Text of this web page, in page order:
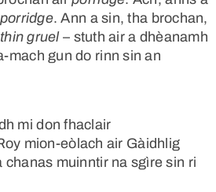
porridge. Ann a sin, tha brochan,
thin gruel– stuth air a dhèanamh
mach gun do rinn sin an
mi don fhaclair
mion-eòlach air Gàidhlig
chanas muinntir na sgìre sin ri